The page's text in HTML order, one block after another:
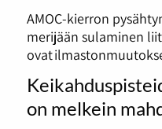
AMOC-kierron
merijään sulaminen
ovat
on melkein